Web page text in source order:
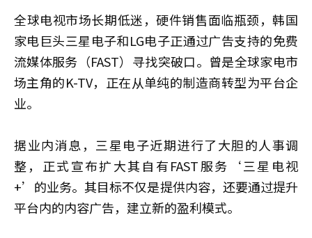
全球电视市场长期低迷，硬件销售面临瓶颈，韩国
家电巨头三星电子和LG电子正通过广告支持的免费
流媒体服务（FAST）寻找突破口。曾是全球家电市
场主角的K-TV，正在从单纯的制造商转型为平台企
业。
据业内消息，三星电子近期进行了大胆的人事调
整，正式宣布扩大其自有FAST服务‘三星电视
+’的业务。其目标不仅是提供内容，还要通过提升
平台内的内容广告，建立新的盈利模式。